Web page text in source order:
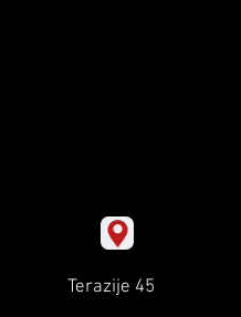
Terazije 45